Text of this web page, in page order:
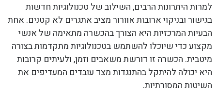
למרות היתרונות הרבים, השילוב של טכנולוגיות חדשות
בגישור ובניקוי ארובות אוורור מציב אתגרים לא קטנים. אחת
הבעיות המרכזיות היא הצורך בהכשרה מתאימה של אנשי
מקצוע כדי שיוכלו להשתמש בטכנולוגיות מתקדמות בצורה
מיטבית. הכשרה זו דורשת משאבים וזמן, ולעיתים קרובות
היא יכולה להיתקל בהתנגדות מצד עובדים המעדיפים את
השיטות המסורתיות.